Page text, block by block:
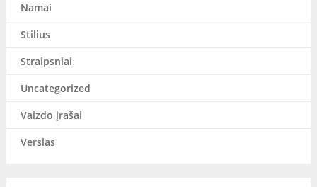
Namai
Stilius
Straipsniai
Uncategorized
Vaizdo įrašai
Verslas